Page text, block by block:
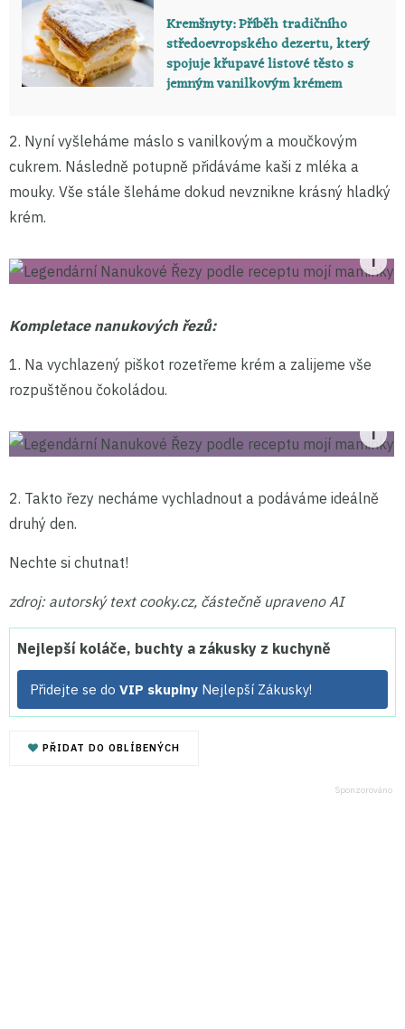
Kremšnyty: Příběh tradičního
středoevropského dezertu, který
spojuje křupavé listové těsto s
jemným vanilkovým krémem
2. Nyní vyšleháme máslo s vanilkovým a moučkovým
cukrem. Následně potupně přidáváme kaši z mléka a
mouky. Vše stále šleháme dokud nevznikne krásný hladký
krém.
Kompletace nanukových řezů:
1. Na vychlazený piškot rozetřeme krém a zalijeme vše
rozpuštěnou čokoládou.
2. Takto řezy necháme vychladnout a podáváme ideálně
druhý den.
Nechte si chutnat!
zdroj: autorský text cooky.cz, částečně upraveno AI
Nejlepší koláče, buchty a zákusky z kuchyně
Přidejte se do VIP skupiny Nejlepší Zákusky!
PŘIDAT DO OBLÍBENÝCH